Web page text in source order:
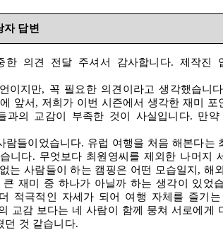
자 답변
한 의견 전달 주셔서 감사합니다. 제작진
이지만, 꼭 필요한 의견이라고 생각했습니다
앞서 , 저희가 이번 시즌에서 생각한 재미 포
과의 교감이 부족한 것이 사실입니다. 만약
람들이었습니다. 유럽 여행을 처음 해본다는
니다. 무엇보다 최원영씨를 제외한 나머지
는 사람들이 하는 캠핑은 어떤 모습일지 ,해
재미 중 하나가 아닐까 하는 생각이 있었
적극적인 자세가 되어 여행 자체를 즐기
교감 보다는 네 사람이 함께 뭉쳐 서로에게
던 것 같습니다.